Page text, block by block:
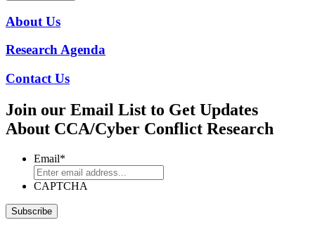
About Us
Research Agenda
Contact Us
Join our Email List to Get Updates
About CCA/Cyber Conflict Research
Email*
CAPTCHA